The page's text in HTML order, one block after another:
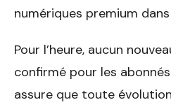
numériques premium
Pour l’heure, aucun
confirmé pour les
assure que toute